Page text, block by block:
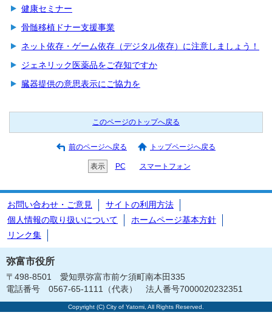
健康セミナー
骨髄移植ドナー支援事業
ネット依存・ゲーム依存（デジタル依存）に注意しましょう！
ジェネリック医薬品をご存知ですか
臓器提供の意思表示にご協力を
このページのトップへ戻る
前のページへ戻る トップページへ戻る
表示 PC スマートフォン
お問い合わせ・ご意見
サイトの利用方法
個人情報の取り扱いについて
ホームページ基本方針
リンク集
弥富市役所
〒498-8501 愛知県弥富市前ケ須町南本田335
電話番号 0567-65-1111（代表） 法人番号7000020232351
Copyright (C) City of Yatomi, All Rights Reserved.